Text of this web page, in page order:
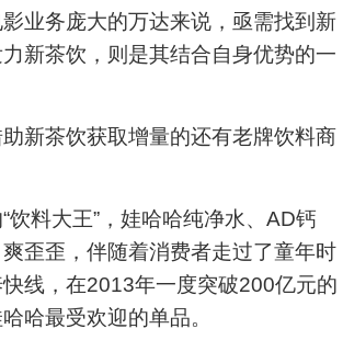
业务庞大的万达来说，亟需找到新
新茶饮，则是其结合自身优势的一
茶饮获取增量的还有老牌饮料商
料大王”，娃哈哈纯净水、AD钙
歪歪，伴随着消费者走过了童年时
线，在2013年一度突破200亿元的
哈最受欢迎的单品。